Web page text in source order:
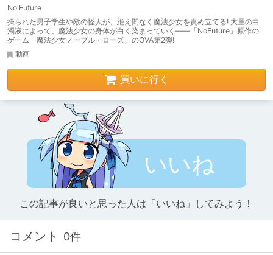
No Future
操られた男子学生や敵の怪人が、絶え間なく魔法少女を責め立てる! 大量の白
濁液によって、魔法少女の身体が白く染まっていく――「NoFuture」原作の
ゲーム「魔法少女ノーブル・ローズ」のOVA第2弾!
動画
買いに行く
いいね
この記事が良いと思った人は「いいね」してみよう！
コメント 0件